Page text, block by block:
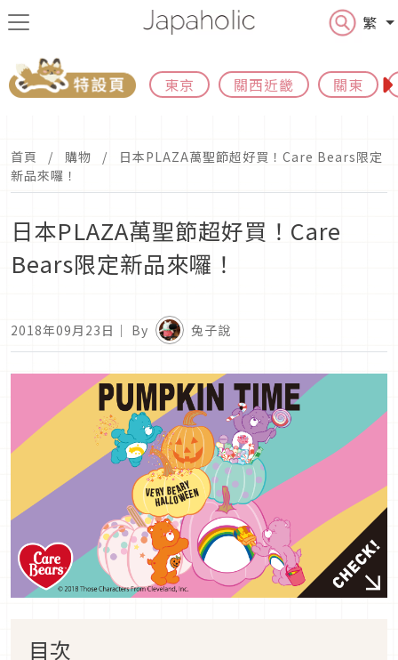
繁
東京 關西近畿 關東
首頁 購物
日本PLAZA萬聖節超好買！Care Bears限定
新品來囉！
日本PLAZA萬聖節超好買！Care
Bears限定新品來囉！
2018年09月23日 ｜ By 兔子說
目次